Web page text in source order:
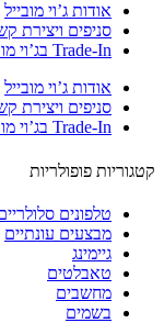
אודות ג’וי מובייל
סניפים ויצירת קשר
Trade-In בג’וי מובייל
אודות ג’וי מובייל
סניפים ויצירת קשר
Trade-In בג’וי מובייל
פופולריות
טלפונים סלולריים
מבצעים עונתיים
גיימינג
טאבלטים
מחשבים
בשמים